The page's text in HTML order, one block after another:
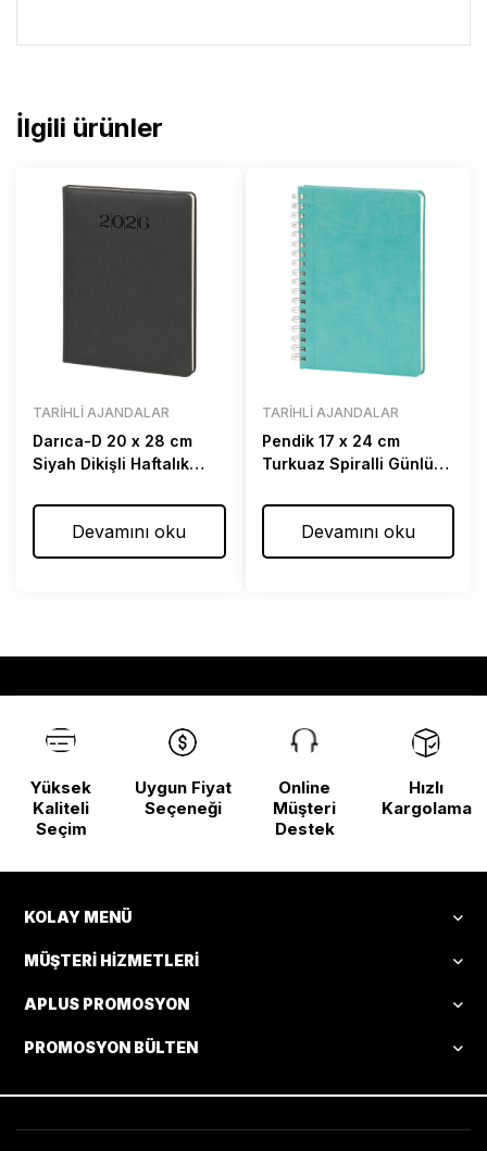
İlgili ürünler
TARIHLI AJANDALAR
Darıca-D 20 x 28 cm
Siyah Dikişli Haftalık
Devamını oku
TARIHLI AJANDALAR
Pendik 17 x 24 cm
Turkuaz Spiralli Günlük
Devamını oku
Yüksek
Kaliteli
Seçim
Uygun Fiyat
Seçeneği
Online
Müşteri
Destek
Hızlı
Kargolama
KOLAY MENÜ
MÜŞTERI HIZMETLERI
APLUS PROMOSYON
PROMOSYON BÜLTEN